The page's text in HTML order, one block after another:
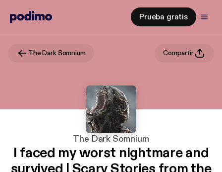
Prueba gratis
The Dark Somnium Compartir
The Dark Somnium
I faced my worst nightmare and